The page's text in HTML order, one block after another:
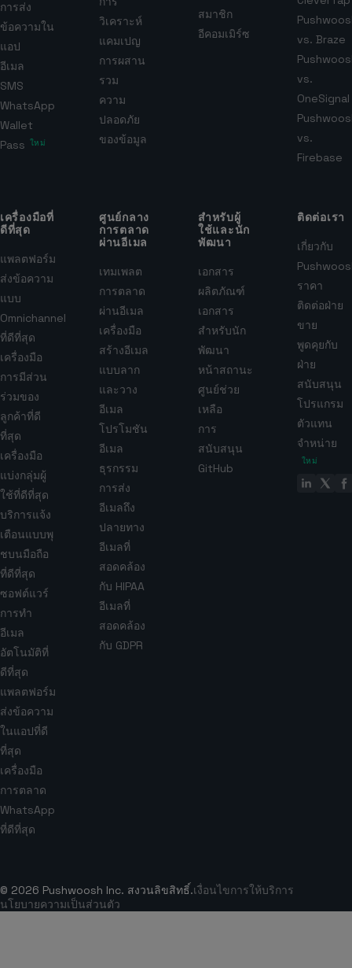
การส่ง
ข้อความใน
แอป
อีเมล
SMS
WhatsApp
Wallet
Pass ใหม่
วิเคราะห์
แคมเปญ
การผสาน
รวม
ความ
ปลอดภัย
ของข้อมูล
สมาชิก
อีคอมเมิร์ซ
vs. Braze
vs.
OneSignal
vs.
Firebase
เครื่องมือที่
ดีที่สุด
แพลตฟอร์ม
ส่งข้อความ
แบบ
Omnichannel
ที่ดีที่สุด
เครื่องมือ
การมีส่วน
ร่วมของ
ลูกค้าที่ดี
ที่สุด
เครื่องมือ
แบ่งกลุ่มผู้
ใช้ที่ดีที่สุด
บริการแจ้ง
เตือนแบบพุ
ชบนมือถือ
ที่ดีที่สุด
ซอฟต์แวร์
การทำ
อีเมล
อัตโนมัติที่
ดีที่สุด
แพลตฟอร์ม
ส่งข้อความ
ในแอปที่ดี
ที่สุด
เครื่องมือ
การตลาด
WhatsApp
ที่ดีที่สุด
ศูนย์กลาง
การตลาด
ผ่านอีเมล
เทมเพลต
การตลาด
ผ่านอีเมล
เครื่องมือ
สร้างอีเมล
แบบลาก
และวาง
อีเมล
โปรโมชัน
อีเมล
ธุรกรรม
การส่ง
อีเมลถึง
ปลายทาง
อีเมลที่
สอดคล้อง
กับ HIPAA
อีเมลที่
สอดคล้อง
กับ GDPR
สำหรับผู้
ใช้และนัก
พัฒนา
เอกสาร
ผลิตภัณฑ์
เอกสาร
สำหรับนัก
พัฒนา
หน้าสถานะ
ศูนย์ช่วย
เหลือ
การ
สนับสนุน
GitHub
ติดต่อเรา
เกี่ยวกับ
ราคา
ติดต่อฝ่าย
ขาย
พูดคุยกับ
ฝ่าย
สนับสนุน
โปรแกรม
ตัวแทน
จำหน่าย
ใหม่
© 2026 Pushwoosh Inc. สงวนลิขสิทธิ์.เงื่อนไขการให้บริการ
นโยบายความเป็นส่วนตัว